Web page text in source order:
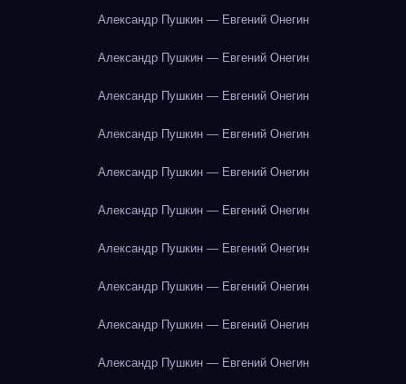
Александр Пушкин — Евгений Онегин
Александр Пушкин — Евгений Онегин
Александр Пушкин — Евгений Онегин
Александр Пушкин — Евгений Онегин
Александр Пушкин — Евгений Онегин
Александр Пушкин — Евгений Онегин
Александр Пушкин — Евгений Онегин
Александр Пушкин — Евгений Онегин
Александр Пушкин — Евгений Онегин
Александр Пушкин — Евгений Онегин